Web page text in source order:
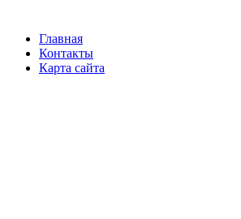
Главная
Контакты
Карта сайта